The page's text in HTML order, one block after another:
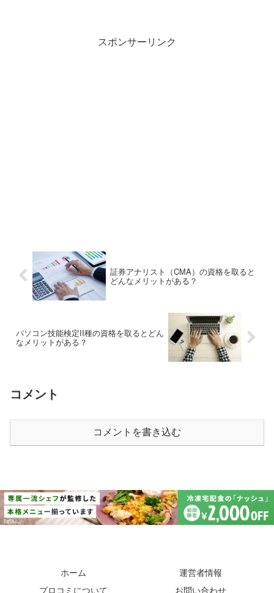
スポンサーリンク
証券アナリスト（CMA）の資格を取ると
どんなメリットがある？
パソコン技能検定II種の資格を取るとどん
なメリットがある？
コメント
コメントを書き込む
ホーム
運営者情報
プロコミについて
お問い合わせ